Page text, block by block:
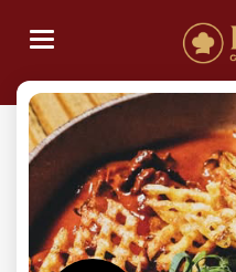
Toggle navigation